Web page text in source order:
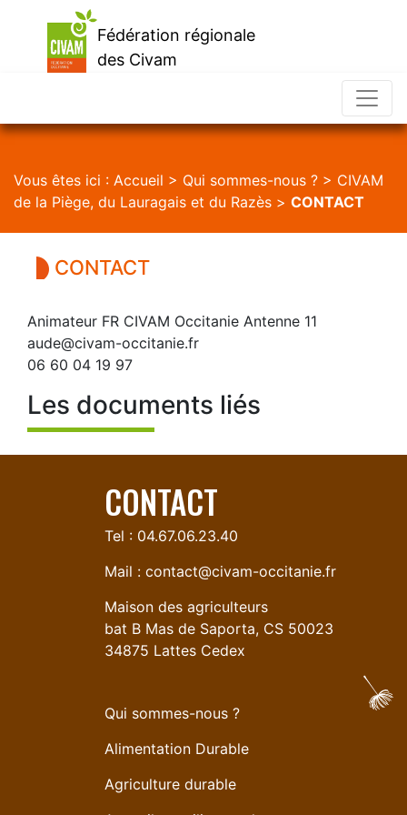
Fédération régionale
des Civam
Vous êtes ici : Accueil > Qui sommes-nous ? > CIVAM
de la Piège, du Lauragais et du Razès > CONTACT
CONTACT
Animateur FR CIVAM Occitanie Antenne 11
aude@civam-occitanie.fr
06 60 04 19 97
Les documents liés
CONTACT
Tel : 04.67.06.23.40
Mail : contact@civam-occitanie.fr
Maison des agriculteurs
bat B Mas de Saporta, CS 50023
34875 Lattes Cedex
Qui sommes-nous ?
Alimentation Durable
Agriculture durable